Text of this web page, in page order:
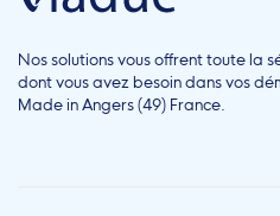
Nos solutions vous offrent toute la
dont vous avez besoin dans vos
Made in Angers (49) France.